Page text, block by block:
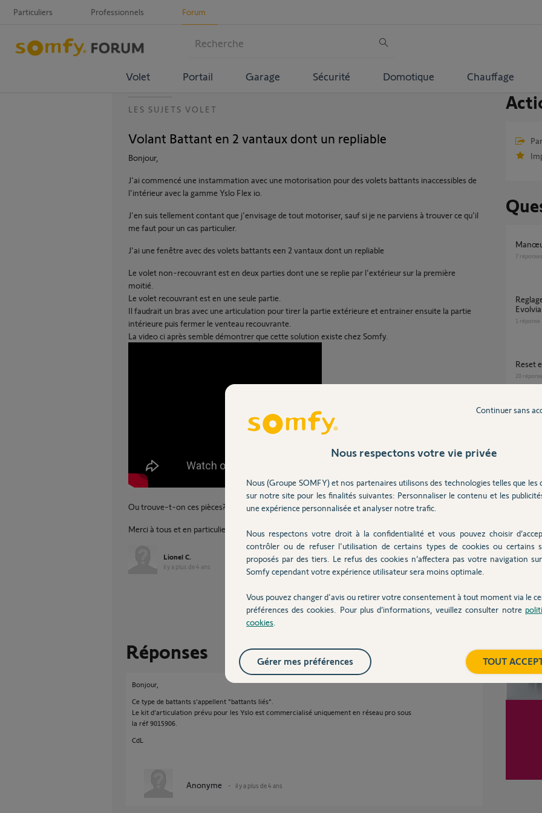
Particuliers Professionnels Forum
Volet Portail Garage Sécurité Domotique Chauffage
LES SUJETS VOLET
Volant Battant en 2 vantaux dont un repliable
Bonjour,
J'ai commencé une instammation avec une motorisation pour des volets battants inaccessibles de
l'intérieur avec la gamme Yslo Flex io.
J'en suis tellement contant que j'envisage de tout motoriser, sauf si je ne parviens à trouver ce qu'il
me faut pour un cas particulier.
J'ai une fenêtre avec des volets battants een 2 vantaux dont un repliable
Le volet non-recouvrant est en deux parties dont une se replie par l'extérieur sur la première
moitié.
Le volet recouvrant est en une seule partie.
Il faudrait un bras avec une articulation pour tirer la partie extérieure et entrainer ensuite la partie
intérieure puis fermer le venteau recouvrante.
La video ci après semble démontrer que cette solution existe chez Somfy.
Ou trouve-t-on ces pièces?
Merci à tous et en particulier à ceux qui savent.
Lionel C.
il y a plus de 4 ans
Partager cette question
Réponses
Bonjour,
Ce type de battants s'appellent "battants liés".
Le kit d'articulation prévu pour les Yslo est commercialisé uniquement en réseau pro sous
la réf 9015906.
CdL
Anonyme il y a plus de 4 ans
7 réponses
Reglage Pieton sur TC Keygo motorisation
1 réponse
20
RTS
4réponses
Nous respectons votre vie privée
Nous (Groupe SOMFY) et nos partenaires utilisons des technologies telles que les
sur notre site pour les finalités suivantes: Personnaliser le contenu et les
une expérience personnalisée et analyser notre trafic.
Nous respectons votre droit à la confidentialité et vous pouvez choisir
contrôler ou de refuser l'utilisation de certains types de cookies ou certains
proposés par des tiers. Le refus des cookies n’affectera pas votre navigation
Somfy cependant votre expérience utilisateur sera moins optimale.
Vous pouvez changer d'avis ou retirer votre consentement à tout moment via le
préférences des cookies. Pour plus d’informations, veuillez consulter notre
cookies
Continuer sans
TOUT
Gérer mes préférences